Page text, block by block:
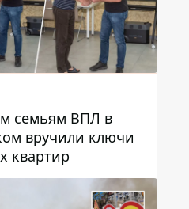
семьям ВПЛ в
вручили ключи
квартир